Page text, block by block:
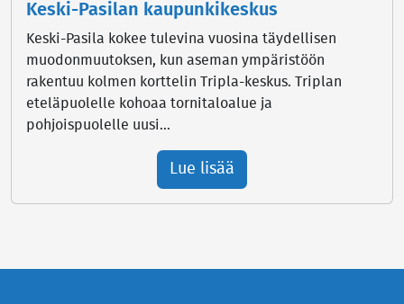
Keski-Pasilan kaupunkikeskus
Keski-Pasila kokee tulevina vuosina täydellisen
muodonmuutoksen, kun aseman ympäristöön
rakentuu kolmen korttelin Tripla-keskus. Triplan
eteläpuolelle kohoaa tornitaloalue ja
pohjoispuolelle uusi...
Lue lisää